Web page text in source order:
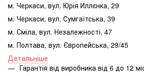
м. Черкаси, вул. Юрія Иллєнка, 29
м. Черкаси, вул. Сумгаїтська, 39
м. Сміла, вул. Незалежності, 47
м. Полтава, вул. Європейська, 29/45
Детальніше
Гарантія від виробника від 6 до 12